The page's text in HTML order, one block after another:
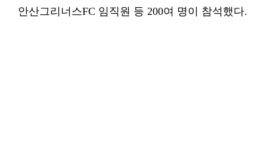
안산그리너스FC 임직원 등 200여 명이 참석했다.